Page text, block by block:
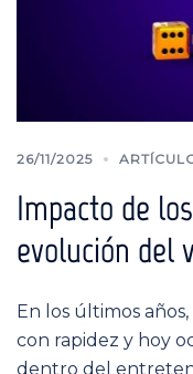
26/11/2025
Impacto de
evolución del
En los últimos
con rapidez y hoy
dentro del